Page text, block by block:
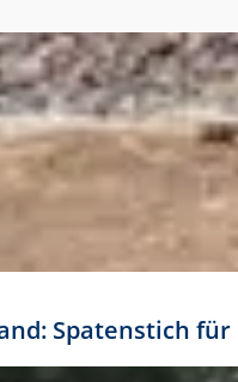
Spatenstich